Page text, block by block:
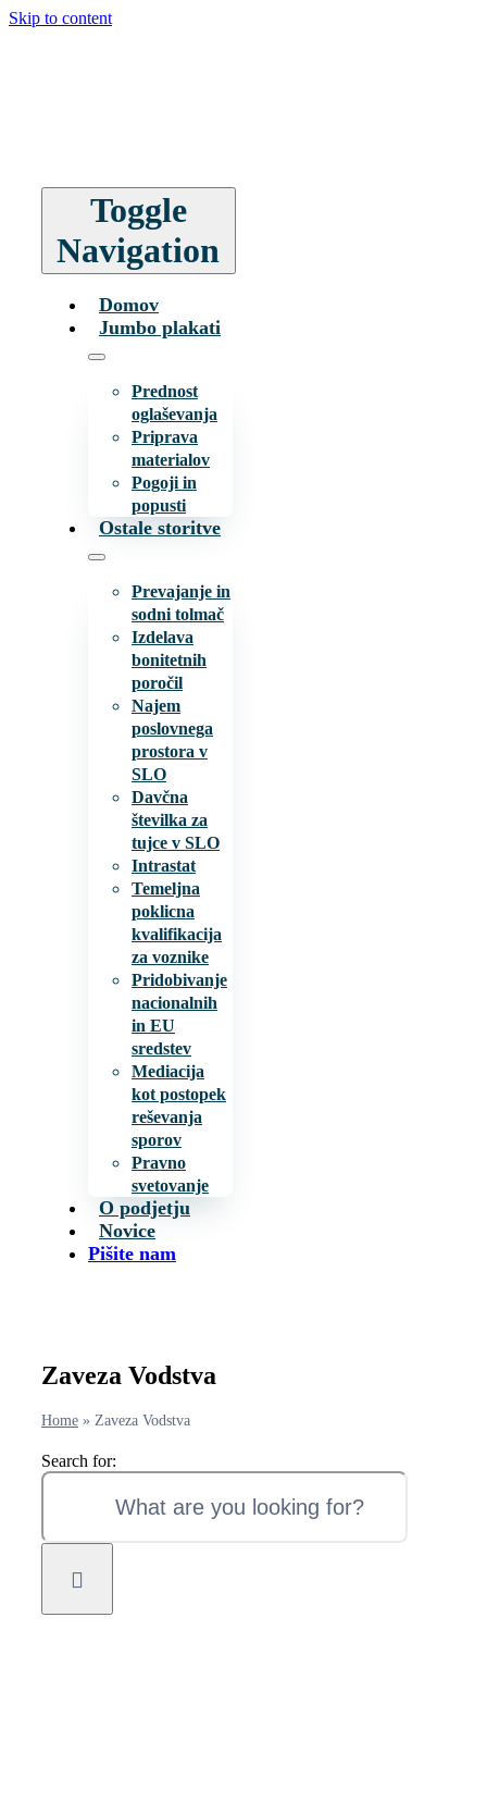
Skip to content
Toggle
Navigation
Domov
Jumbo plakati
Prednost
oglaševanja
Priprava
materialov
Pogoji in
popusti
Ostale storitve
Prevajanje in
sodni tolmač
Izdelava
bonitetnih
poročil
Najem
poslovnega
prostora v
SLO
Davčna
številka za
tujce v SLO
Intrastat
Temeljna
poklicna
kvalifikacija
za voznike
Pridobivanje
nacionalnih
in EU
sredstev
Mediacija
kot postopek
reševanja
sporov
Pravno
svetovanje
O podjetju
Novice
Pišite nam
Zaveza Vodstva
Home» Zaveza Vodstva
Search for: